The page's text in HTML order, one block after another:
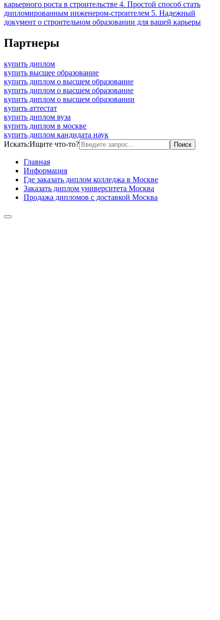
карьерного роста в строительстве 4. Простой способ стать
дипломированным инженером-строителем 5. Надежный
документ о строительном образовании для вашей карьеры
Партнеры
купить диплом
купить высшее образование
купить диплом о высшем образование
купить диплом о высшем образование
купить диплом о высшем образовании
купить аттестат
купить диплом вуза
купить диплом в москве
купить диплом кандидата наук
Искать:Ищите что-то?
Главная
Информация
Где заказать диплом колледжа в Москве
Заказать диплом университета Москва
Продажа дипломов с доставкой Москва